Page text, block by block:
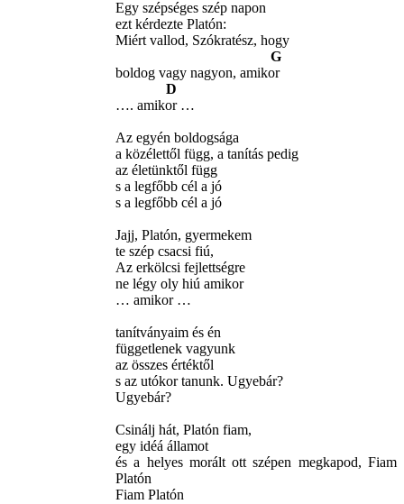
Egy szépséges szép napon
ezt kérdezte Platón:
Miért vallod, Szókratész, hogy
G
boldog vagy nagyon, amikor
D
…. amikor …
Az egyén boldogsága
a közélettől függ, a tanítás pedig
az életünktől függ
s a legfőbb cél a jó
s a legfőbb cél a jó
Jajj, Platón, gyermekem
te szép csacsi fiú,
Az erkölcsi fejlettségre
ne légy oly hiú amikor
… amikor …
tanítványaim és én
függetlenek vagyunk
az összes értéktől
s az utókor tanunk. Ugyebár?
Ugyebár?
Csinálj hát, Platón fiam,
egy idéá államot
és a helyes morált ott szépen megkapod, Fiam
Platón
Fiam Platón